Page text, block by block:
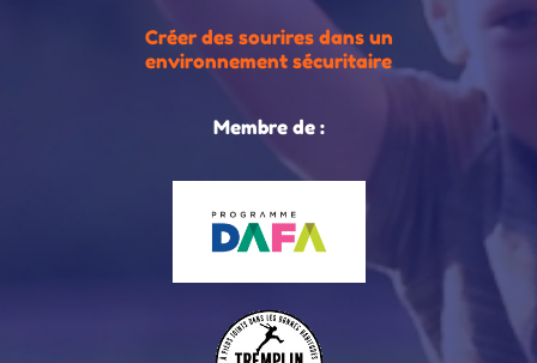
Créer des sourires dans un
environnement sécuritaire
Membre de :